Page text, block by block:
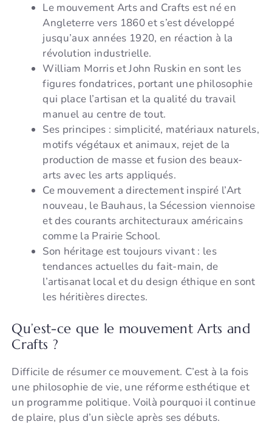
Le mouvement Arts and Crafts est né en
Angleterre vers 1860 et s’est développé
jusqu’aux années 1920, en réaction à la
révolution industrielle.
William Morris et John Ruskin en sont les
figures fondatrices, portant une philosophie
qui place l’artisan et la qualité du travail
manuel au centre de tout.
Ses principes : simplicité, matériaux naturels,
motifs végétaux et animaux, rejet de la
production de masse et fusion des beaux-
arts avec les arts appliqués.
Ce mouvement a directement inspiré l’Art
nouveau, le Bauhaus, la Sécession viennoise
et des courants architecturaux américains
comme la Prairie School.
Son héritage est toujours vivant : les
tendances actuelles du fait-main, de
l’artisanat local et du design éthique en sont
les héritières directes.
Qu’est-ce que le mouvement Arts and
Crafts ?
Difficile de résumer ce mouvement. C’est à la fois
une philosophie de vie, une réforme esthétique et
un programme politique. Voilà pourquoi il continue
de plaire, plus d’un siècle après ses débuts.